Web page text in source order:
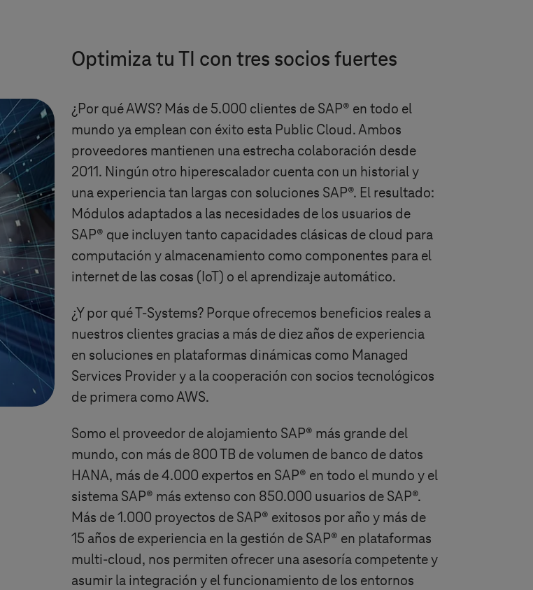
Optimiza tu TI con tres socios fuertes
¿Por qué AWS? Más de 5.000 clientes de SAP® en todo el
mundo ya emplean con éxito esta Public Cloud. Ambos
proveedores mantienen una estrecha colaboración desde
2011. Ningún otro hiperescalador cuenta con un historial y
una experiencia tan largas con soluciones SAP®. El resultado:
Módulos adaptados a las necesidades de los usuarios de
SAP® que incluyen tanto capacidades clásicas de cloud para
computación y almacenamiento como componentes para el
internet de las cosas (IoT) o el aprendizaje automático.
¿Y por quéT-Systems? Porque ofrecemos beneficios reales a
nuestros clientes gracias a más de diez años de experiencia
en soluciones en plataformas dinámicas como Managed
Services Provider y a la cooperación con socios tecnológicos
de primera como AWS.
Somo el proveedor de alojamiento SAP® más grande del
mundo, con más de 800 TB de volumen de banco de datos
HANA, más de 4.000 expertos en SAP® en todo el mundo y el
sistema SAP® más extenso con 850.000 usuarios de SAP®.
Más de 1.000 proyectos de SAP® exitosos por año y más de
15 años de experiencia en la gestión de SAP® en plataformas
multi-cloud, nos permiten ofrecer una asesoría competente y
asumir la integración y el funcionamiento de los entornos